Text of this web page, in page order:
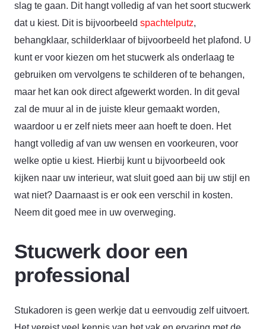
slag te gaan. Dit hangt volledig af van het soort stucwerk
dat u kiest. Dit is bijvoorbeeld spachtelputz,
behangklaar, schilderklaar of bijvoorbeeld het plafond. U
kunt er voor kiezen om het stucwerk als onderlaag te
gebruiken om vervolgens te schilderen of te behangen,
maar het kan ook direct afgewerkt worden. In dit geval
zal de muur al in de juiste kleur gemaakt worden,
waardoor u er zelf niets meer aan hoeft te doen. Het
hangt volledig af van uw wensen en voorkeuren, voor
welke optie u kiest. Hierbij kunt u bijvoorbeeld ook
kijken naar uw interieur, wat sluit goed aan bij uw stijl en
wat niet? Daarnaast is er ook een verschil in kosten.
Neem dit goed mee in uw overweging.
Stucwerk door een
professional
Stukadoren is geen werkje dat u eenvoudig zelf uitvoert.